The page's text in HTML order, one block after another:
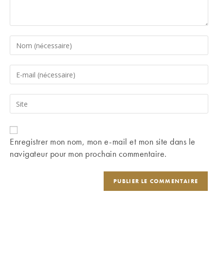
Enter
your
name
comment
Enter
your
email
address
comment
Saisir
l’URL
de
votre
(facultatif)
Enregistrer mon nom, mon e-mail et mon site dans le
navigateur pour mon prochain commentaire.